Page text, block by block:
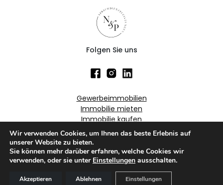
Folgen Sie uns
Gewerbeimmobilien
Immobilie mieten
Immobilie kaufen
casasoft.ch© All rights reserved.
Impressum
Datenschutz
Grounding Page
Wir verwenden Cookies, um Ihnen das beste Erlebnis auf
unserer Website zu bieten.
Sie können mehr darüber erfahren, welche Cookies wir
verwenden, oder sie unter Einstellungen ausschalten.
Akzeptieren Ablehnen Einstellungen